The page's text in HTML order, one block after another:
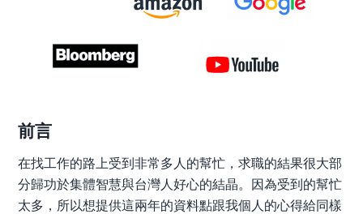
前言
在找工作的路上受到非常多人的幫忙，求職的結果很大部
分歸功於集體智慧與台灣人好心的結晶。因為受到的幫忙
太多，所以想提供這兩年的資料點跟我個人的心得給同樣